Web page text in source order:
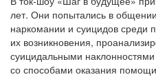
лет. Они попытались в
наркомании и суицидов среди
их возникновения,
суицидальными
со способами оказания